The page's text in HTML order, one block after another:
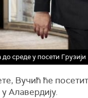
среде у посети Грузији
Вучић ће
Алавердију.